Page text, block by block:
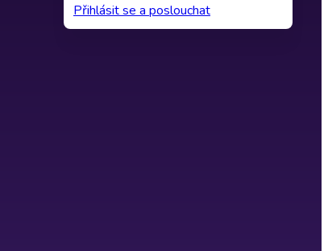
Přihlásit se a poslouchat